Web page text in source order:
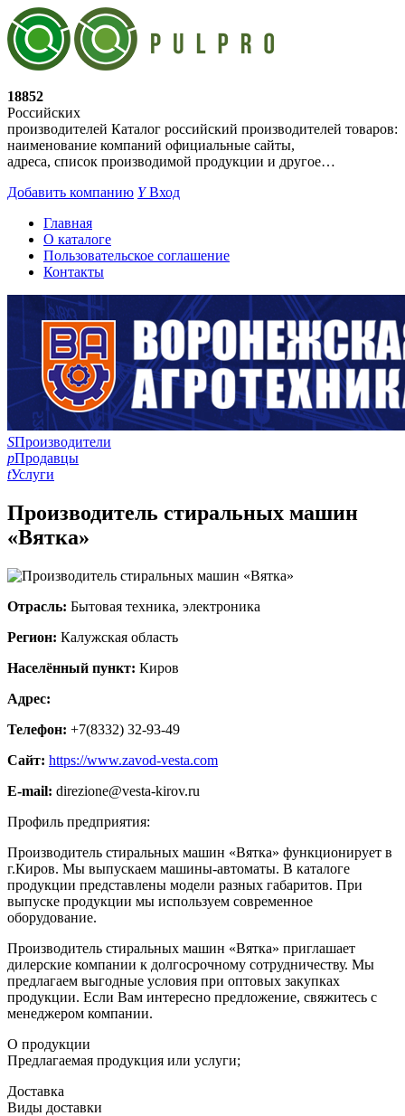
18852
Российских
производителей Каталог российский производителей товаров:
наименование компаний официальные сайты,
адреса, список производимой продукции и другое…
Добавить компанию YВход
Главная
О каталоге
Пользовательское соглашение
Контакты
SПроизводители
pПродавцы
tУслуги
Производитель стиральных машин
«Вятка»
Отрасль: Бытовая техника, электроника
Регион: Калужская область
Населённый пункт: Киров
Адрес:
Телефон: +7(8332) 32-93-49
Сайт: https://www.zavod-vesta.com
E-mail: direzione@vesta-kirov.ru
Профиль предприятия:
Производитель стиральных машин «Вятка» функционирует в
г.Киров. Мы выпускаем машины-автоматы. В каталоге
продукции представлены модели разных габаритов. При
выпуске продукции мы используем современное
оборудование.
Производитель стиральных машин «Вятка» приглашает
дилерские компании к долгосрочному сотрудничеству. Мы
предлагаем выгодные условия при оптовых закупках
продукции. Если Вам интересно предложение, свяжитесь с
менеджером компании.
О продукции
Предлагаемая продукция или услуги;
Доставка
Виды доставки